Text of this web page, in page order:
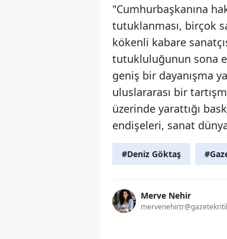
"Cumhurbaşkanına
tutuklanması, birçok
kökenli kabare
tutukluluğunun sona
geniş bir dayanışma
uluslararası bir
üzerinde yarattığı
endişeleri, sanat
#Deniz Göktaş
Merve Nehir